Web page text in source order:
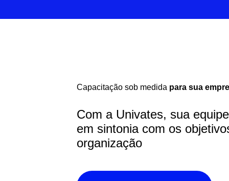
Capacitação sob medida para sua
Com a Univates, sua
em sintonia com os
organização